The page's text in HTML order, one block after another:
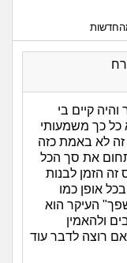
קיים בי
כך משמעותי
זה לא באמת כזה
את סך הכל
אפילו אם זה היה 30 פלוס זה הזמן לבנות
אופן כמו
העיקר הוא
ולהאמין
רוצה לדבר עוד